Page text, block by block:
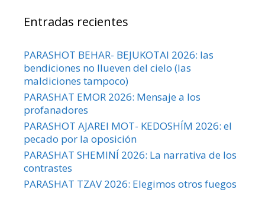
Entradas recientes
PARASHOT BEHAR- BEJUKOTAI 2026: las
bendiciones no llueven del cielo (las
maldiciones tampoco)
PARASHAT EMOR 2026: Mensaje a los
profanadores
PARASHOT AJAREI MOT- KEDOSHÍM 2026: el
pecado por la oposición
PARASHAT SHEMINÍ 2026: La narrativa de los
contrastes
PARASHAT TZAV 2026: Elegimos otros fuegos